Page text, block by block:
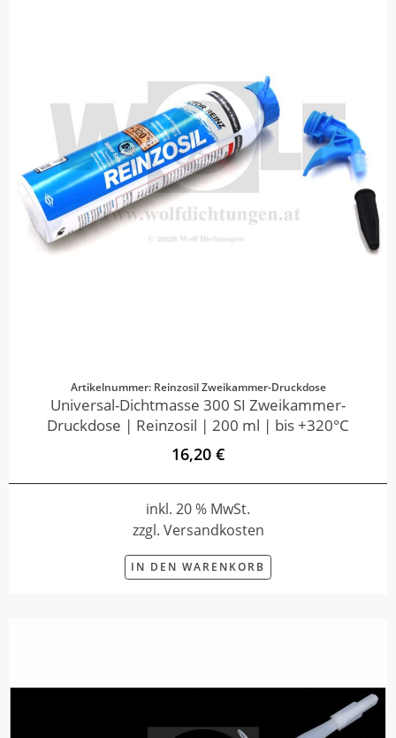
Artikelnummer: Reinzosil Zweikammer-Druckdose
Universal-Dichtmasse 300 SI Zweikammer-
Druckdose | Reinzosil | 200 ml | bis +320°C
16,20 €
inkl. 20 % MwSt.
zzgl. Versandkosten
IN DEN WARENKORB